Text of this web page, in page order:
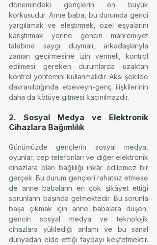
dönemindeki gençlerin en büyük
korkusudur. Anne baba, bu durumda genci
yargılamak ve eleştirmek, özel eşyalarını
karıştırmak yerine gencin mahremiyet
talebine saygı duymalı, arkadaşlarıyla
zaman geçirmesine izin vermeli, kontrol
edilmesi gereken durumlarda uzaktan
kontrol yöntemini kullanmalıdır. Aksi şekilde
davranıldığında ebeveyn-genç ilişkilerinin
daha da kötüye gitmesi kaçınılmazdır.
2. Sosyal Medya ve Elektronik
Cihazlara Bağımlılık
Günümüzde gençlerin sosyal medya,
oyunlar, cep telefonları ve diğer elektronik
cihazlara olan bağlılığı inkâr edilemez bir
gerçek. Bu durum gençleri rahatsız etmese
de anne babaların en çok şikâyet ettiği
sorunların başında gelmektedir. Bu sorunla
başa çıkmak için anne babalara düşen,
gencin sosyal medya ve teknolojik
cihazlara yüklediği anlamı ve bu sanal
dünyadan elde ettiği faydayı keşfetmektir.